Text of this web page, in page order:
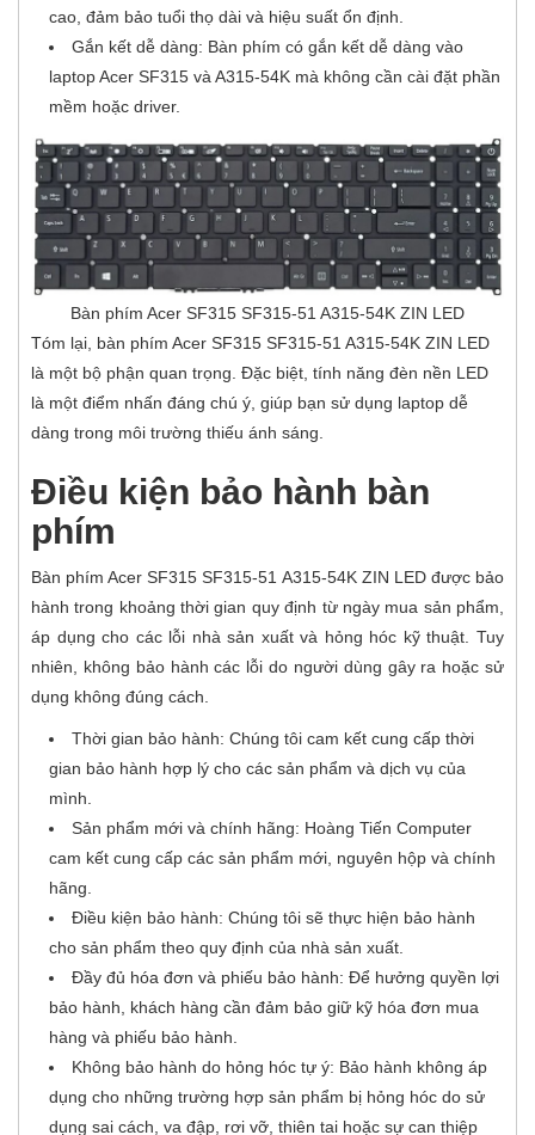
cao, đảm bảo tuổi thọ dài và hiệu suất ổn định.
Gắn kết dễ dàng: Bàn phím có gắn kết dễ dàng vào
laptop Acer SF315 và A315-54K mà không cần cài đặt phần
mềm hoặc driver.
Bàn phím Acer SF315 SF315-51 A315-54K ZIN LED
Tóm lại, bàn phím Acer SF315 SF315-51 A315-54K ZIN LED
là một bộ phận quan trọng. Đặc biệt, tính năng đèn nền LED
là một điểm nhấn đáng chú ý, giúp bạn sử dụng laptop dễ
dàng trong môi trường thiếu ánh sáng.
Điều kiện bảo hành bàn
phím
Bàn phím Acer SF315 SF315-51 A315-54K ZIN LED được bảo
hành trong khoảng thời gian quy định từ ngày mua sản phẩm,
áp dụng cho các lỗi nhà sản xuất và hỏng hóc kỹ thuật. Tuy
nhiên, không bảo hành các lỗi do người dùng gây ra hoặc sử
dụng không đúng cách.
Thời gian bảo hành: Chúng tôi cam kết cung cấp thời
gian bảo hành hợp lý cho các sản phẩm và dịch vụ của
mình.
Sản phẩm mới và chính hãng: Hoàng Tiến Computer
cam kết cung cấp các sản phẩm mới, nguyên hộp và chính
hãng.
Điều kiện bảo hành: Chúng tôi sẽ thực hiện bảo hành
cho sản phẩm theo quy định của nhà sản xuất.
Đầy đủ hóa đơn và phiếu bảo hành: Để hưởng quyền lợi
bảo hành, khách hàng cần đảm bảo giữ kỹ hóa đơn mua
hàng và phiếu bảo hành.
Không bảo hành do hỏng hóc tự ý: Bảo hành không áp
dụng cho những trường hợp sản phẩm bị hỏng hóc do sử
dụng sai cách, va đập, rơi vỡ, thiên tai hoặc sự can thiệp